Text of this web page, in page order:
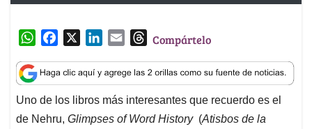
W
a
t
s
A
c
e
b
o
n
k
e
d
a
i
l
T
r
e
a
d
Compártelo
Uno de los libros más interesantes que recuerdo es el
de Nehru, Glimpses of Word History (Atisbos de la